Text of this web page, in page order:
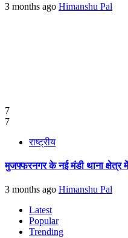
3 months ago Himanshu Pal
7
7
राष्ट्रीय
मुजफ्फरनगर के नई मंडी थाना
3 months ago Himanshu Pal
Latest
Popular
Trending